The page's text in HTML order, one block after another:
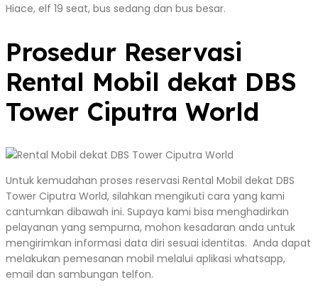
Hiace, elf 19 seat, bus sedang dan bus besar.
Prosedur Reservasi
Rental Mobil dekat DBS
Tower Ciputra World
Untuk kemudahan proses reservasi Rental Mobil dekat DBS
Tower Ciputra World, silahkan mengikuti cara yang kami
cantumkan dibawah ini. Supaya kami bisa menghadirkan
pelayanan yang sempurna, mohon kesadaran anda untuk
mengirimkan informasi data diri sesuai identitas. Anda dapat
melakukan pemesanan mobil melalui aplikasi whatsapp,
email dan sambungan telfon.